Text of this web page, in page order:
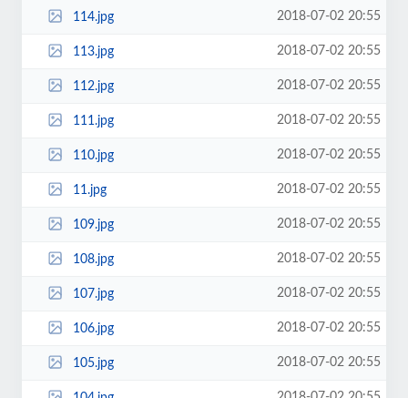
114.jpg 2018-07-02 20:55
113.jpg 2018-07-02 20:55
112.jpg 2018-07-02 20:55
111.jpg 2018-07-02 20:55
110.jpg 2018-07-02 20:55
11.jpg 2018-07-02 20:55
109.jpg 2018-07-02 20:55
108.jpg 2018-07-02 20:55
107.jpg 2018-07-02 20:55
106.jpg 2018-07-02 20:55
105.jpg 2018-07-02 20:55